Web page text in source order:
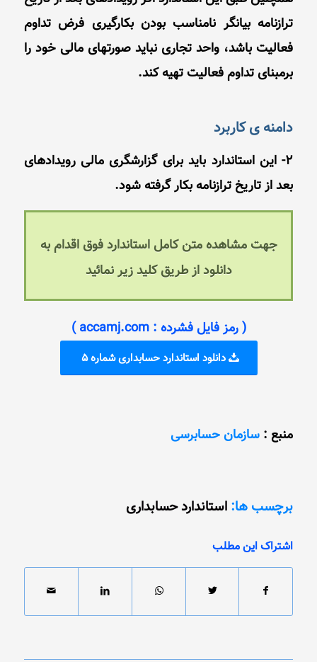
ترازنامه بیانگر نامناسب بودن بکارگیری فرض تداوم
فعالیت باشد، واحد تجاری نباید صورتهای مالی خود را
برمبنای تداوم فعالیت تهیه کند.
دامنه ی کاربرد
2- این استاندارد باید برای گزارشگری مالی رویدادهای
بعد از تاریخ ترازنامه بکار گرفته شود.
جهت مشاهده متن کامل استاندارد فوق اقدام به
دانلود از طریق کلید زیر نمائید
( رمز فایل فشرده : accamj.com )
دانلود استاندارد حسابداری شماره 5
منبع : سازمان حسابرسی
برچسب ها: استاندارد حسابداری
اشتراک این مطلب